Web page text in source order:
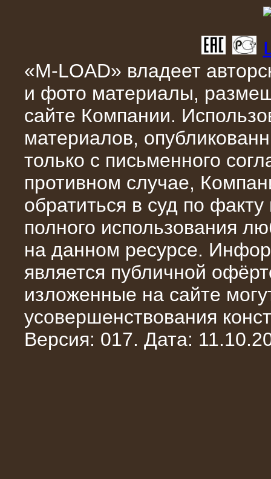
08.05.2015
Нагрузочный комплекс 18 МВт (6 кВ)
для газотурбинных генераторов
10.04.2015
Аренда нагрузочного модуля 4 МВт,
10 кВ
«M-LOAD» владеет
и фото материалы,
сайте Компании.
материалов,
только с письменного
противном случае,
обратиться в суд по
полного использования
на данном ресурсе.
является публичной
изложенные на сайте
усовершенствования
Версия: 017. Дата: